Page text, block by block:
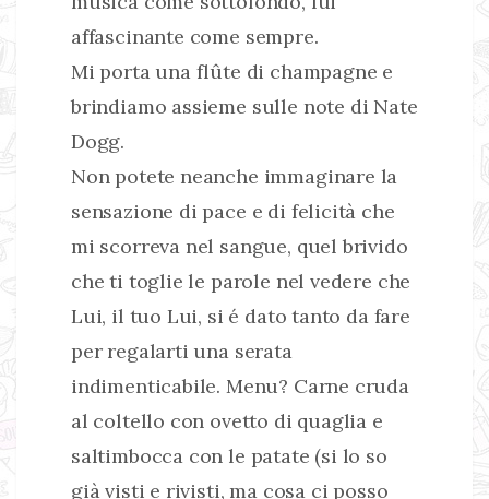
affascinante come sempre.
Mi porta una flûte di champagne e
brindiamo assieme sulle note di Nate
Dogg.
Non potete neanche immaginare la
sensazione di pace e di felicità che
mi scorreva nel sangue, quel brivido
che ti toglie le parole nel vedere che
Lui, il tuo Lui, si é dato tanto da fare
per regalarti una serata
indimenticabile. Menu? Carne cruda
al coltello con ovetto di quaglia e
saltimbocca con le patate (si lo so
già visti e rivisti, ma cosa ci posso